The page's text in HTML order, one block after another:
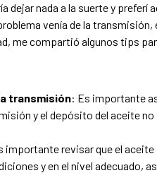
dejar nada a la suerte y preferí
venía de la transmisión,
me compartió algunos tips
transmisión: Es importante
y el depósito del aceite no
importante revisar que el
y en el nivel adecuado,